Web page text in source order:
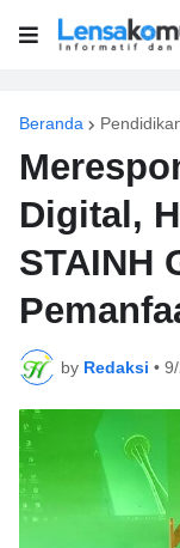
Beranda
Digital,
STAINH
by Redaksi •